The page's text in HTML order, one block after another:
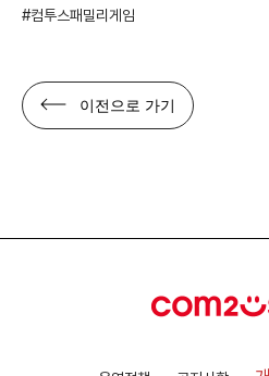
컴투스패밀리게임
이전으로 가기